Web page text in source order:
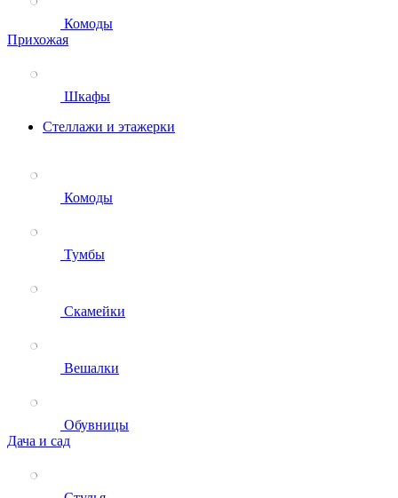
Комоды
Прихожая
Шкафы
Стеллажи и этажерки
Комоды
Тумбы
Скамейки
Вешалки
Обувницы
Дача и сад